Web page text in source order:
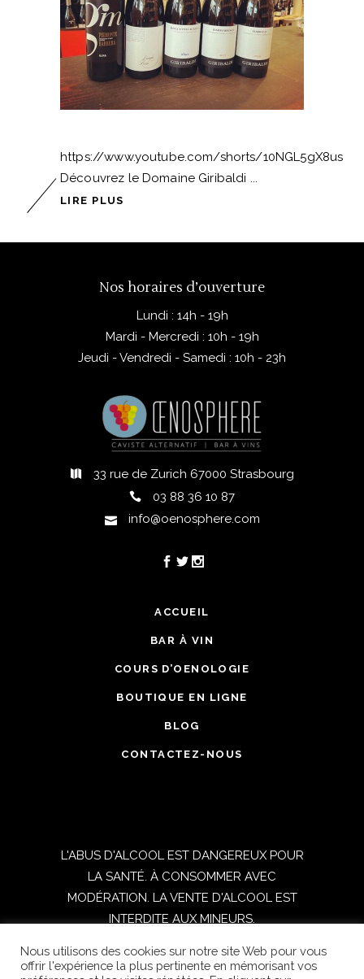
https://www.youtube.com/shorts/10NGL5gX8us
Découvrez le Domaine Giribaldi
LIRE PLUS
Nos horaires d’ouverture
Lundi : 14h - 19h
Mardi - Mercredi : 10h - 19h
Jeudi - Vendredi - Samedi : 10h - 23h
33 rue de Zurich 67000 Strasbourg
03 88 36 10 87
info@oenosphere.com
ACCUEIL
BAR À VIN
COURS D’OENOLOGIE
BOUTIQUE EN LIGNE
BLOG
CONTACTEZ-NOUS
L'ABUS D'ALCOOL EST DANGEREUX POUR
LA SANTÉ. À CONSOMMER AVEC
MODÉRATION. LA VENTE D'ALCOOL EST
INTERDITE AUX MINEURS.
TOUS DROITS RESERVES © 2021
Nous utilisons des cookies sur notre site Web pour vous
offrir l'expérience la plus pertinente en mémorisant vos